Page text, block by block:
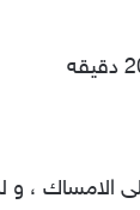
الامساك ،